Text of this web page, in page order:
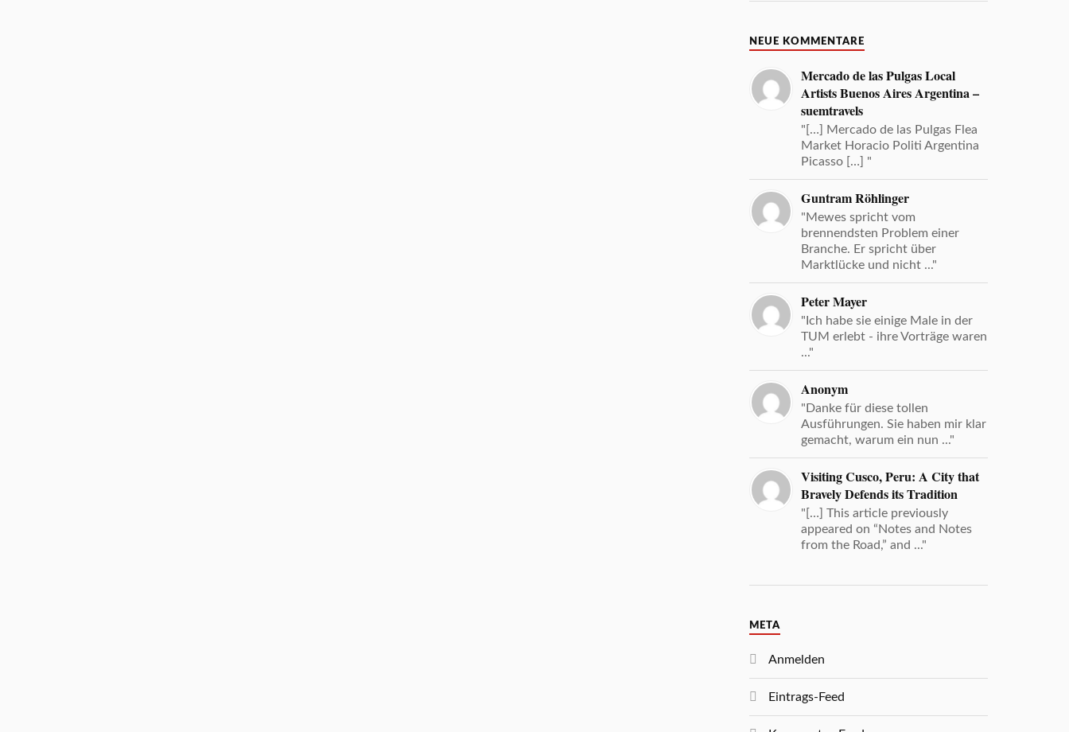
NEUE KOMMENTARE
Mercado de las Pulgas Local
Artists Buenos Aires Argentina –
suemtravels
"[…] Mercado de las Pulgas Flea
Market Horacio Politi Argentina
Picasso […] "
Guntram Röhlinger
"Mewes spricht vom
brennendsten Problem einer
Branche. Er spricht über
Marktlücke und nicht ..."
Peter Mayer
"Ich habe sie einige Male in der
TUM erlebt - ihre Vorträge waren
..."
Anonym
"Danke für diese tollen
Ausführungen. Sie haben mir klar
gemacht, warum ein nun ..."
Visiting Cusco, Peru: A City that
Bravely Defends its Tradition
"[…] This article previously
appeared on “Notes and Notes
from the Road,” and ..."
META
Anmelden
Eintrags-Feed